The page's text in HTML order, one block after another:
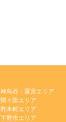
神烏谷・粟宮エリア
間々田エリア
野木町エリア
下野市エリア